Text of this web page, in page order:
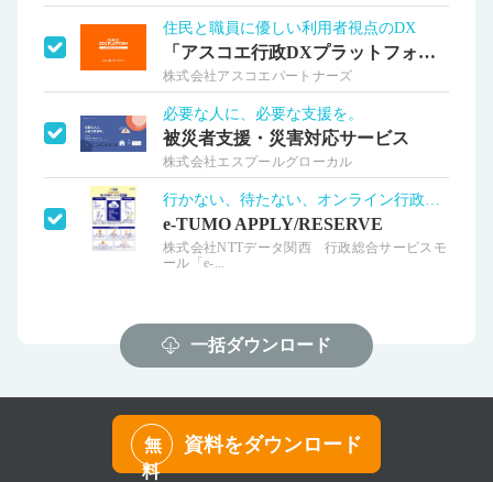
住民と職員に優しい利用者視点のDX
「アスコエ行政DXプラットフォーム」
株式会社アスコエパートナーズ
必要な人に、必要な支援を。
被災者支援・災害対応サービス
株式会社エスプールグローカル
行かない、待たない、オンライン行政窓口
e-TUMO APPLY/RESERVE
株式会社NTTデータ関西 行政総合サービスモ
ール「e-...
一括ダウンロード
無
料
資料をダウンロード